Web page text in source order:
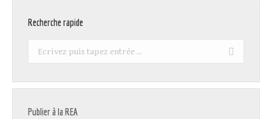
Recherche rapide
Recherche
Publier à la REA